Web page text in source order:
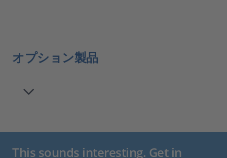
オプション製品
This sounds interesting. Get in